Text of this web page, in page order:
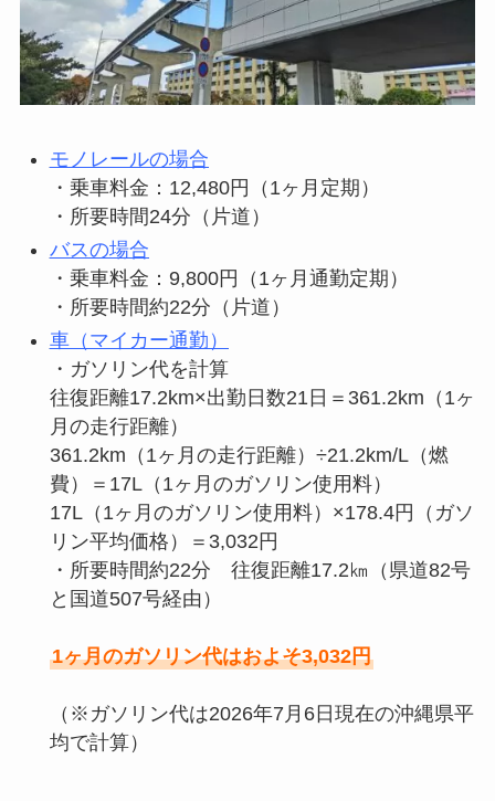
モノレールの場合
・乗車料金：12,480円（1ヶ月定期）
・所要時間24分（片道）
バスの場合
・乗車料金：9,800円（1ヶ月通勤定期）
・所要時間約22分（片道）
車（マイカー通勤）
・ガソリン代を計算
往復距離17.2km×出勤日数21日＝361.2km（1ヶ
月の走行距離）
361.2km（1ヶ月の走行距離）÷21.2km/L（燃
費）＝17L（1ヶ月のガソリン使用料）
17L（1ヶ月のガソリン使用料）×178.4円（ガソ
リン平均価格）＝3,032円
・所要時間約22分 往復距離17.2㎞（県道82号
と国道507号経由）
1ヶ月のガソリン代はおよそ3,032円
（※ガソリン代は2026年7月6日現在の沖縄県平
均で計算）